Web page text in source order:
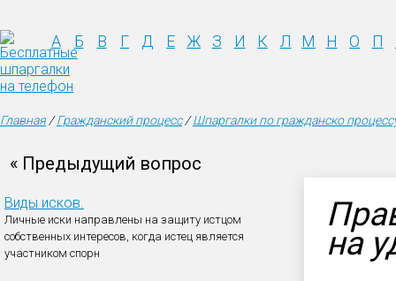
А Б В Г Д Е Ж З И К Л М Н О П
Главная/Гражданский процесс/Шпаргалки по гражданско
« Предыдущий вопрос
Виды исков.
Личные иски направлены на защиту истцом
собственных интересов, когда истец является
участником спорн
на